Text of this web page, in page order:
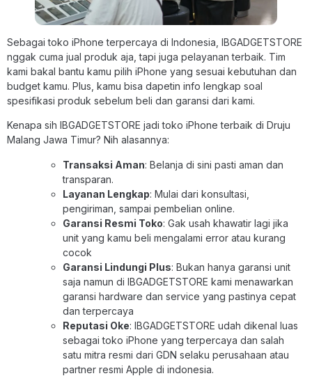
Sebagai toko iPhone terpercaya di Indonesia, IBGADGETSTORE
nggak cuma jual produk aja, tapi juga pelayanan terbaik. Tim
kami bakal bantu kamu pilih iPhone yang sesuai kebutuhan dan
budget kamu. Plus, kamu bisa dapetin info lengkap soal
spesifikasi produk sebelum beli dan garansi dari kami.
Kenapa sih IBGADGETSTORE jadi toko iPhone terbaik di Druju
Malang Jawa Timur? Nih alasannya:
Transaksi Aman: Belanja di sini pasti aman dan
transparan.
Layanan Lengkap: Mulai dari konsultasi,
pengiriman, sampai pembelian online.
Garansi Resmi Toko: Gak usah khawatir lagi jika
unit yang kamu beli mengalami error atau kurang
cocok
Garansi Lindungi Plus: Bukan hanya garansi unit
saja namun di IBGADGETSTORE kami menawarkan
garansi hardware dan service yang pastinya cepat
dan terpercaya
Reputasi Oke: IBGADGETSTORE udah dikenal luas
sebagai toko iPhone yang terpercaya dan salah
satu mitra resmi dari GDN selaku perusahaan atau
partner resmi Apple di indonesia.